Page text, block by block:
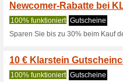
Aktuelle